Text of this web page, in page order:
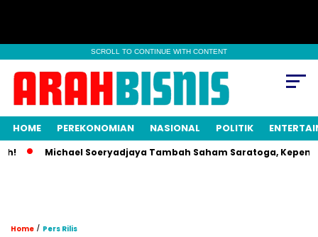
SCROLL TO CONTINUE WITH CONTENT
HOME PEREKONOMIAN NASIONAL POLITIK
Michael Soeryadjaya Tambah Saham Saratoga,
Home / Pers Rilis